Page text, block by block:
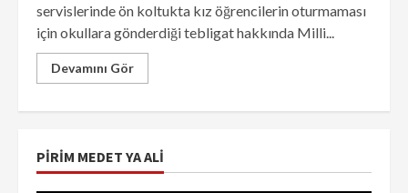
servislerinde ön koltukta kız öğrencilerin oturmaması
için okullara gönderdiği tebligat hakkında Milli...
Devamını Gör
PIRIM MEDET YA ALI